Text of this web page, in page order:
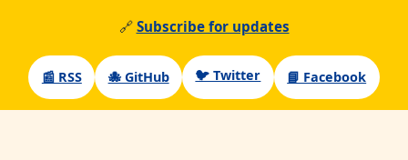
🔗 Subscribe for updates
📰 RSS 🐙 GitHub 🐦 Twitter 📘 Facebook